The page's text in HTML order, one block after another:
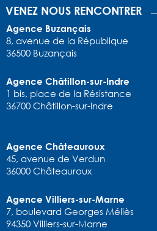
VENEZ NOUS RENCONTRER
Agence Buzançais
8, avenue de la République
36500 Buzançais
Agence Châtillon-sur-Indre
1 bis, place de la Résistance
36700 Châtillon-sur-Indre
Agence Châteauroux
45, avenue de Verdun
36000 Châteauroux
Agence Villiers-sur-Marne
7, boulevard Georges Méliès
94350 Villiers-sur-Marne